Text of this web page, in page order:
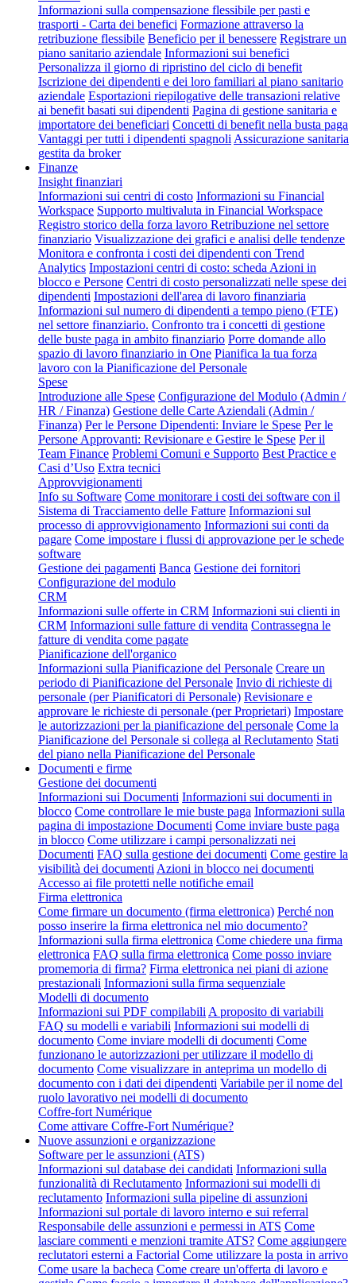
Informazioni sulla compensazione flessibile per pasti e
trasporti - Carta dei benefici Formazione attraverso la
retribuzione flessibile Beneficio per il benessere Registrare un
piano sanitario aziendale Informazioni sui benefici
Personalizza il giorno di ripristino del ciclo di benefit
Iscrizione dei dipendenti e dei loro familiari al piano sanitario
aziendale Esportazioni riepilogative delle transazioni relative
ai benefit basati sui dipendenti Pagina di gestione sanitaria e
importatore dei beneficiari Concetti di benefit nella busta paga
Vantaggi per tutti i dipendenti spagnoli Assicurazione sanitaria
gestita da broker
Finanze
Insight finanziari
Informazioni sui centri di costo Informazioni su Financial
Workspace Supporto multivaluta in Financial Workspace
Registro storico della forza lavoro Retribuzione nel settore
finanziario Visualizzazione dei grafici e analisi delle tendenze
Monitora e confronta i costi dei dipendenti con Trend
Analytics Impostazioni centri di costo: scheda Azioni in
blocco e Persone Centri di costo personalizzati nelle spese dei
dipendenti Impostazioni dell'area di lavoro finanziaria
Informazioni sul numero di dipendenti a tempo pieno (FTE)
nel settore finanziario. Confronto tra i concetti di gestione
delle buste paga in ambito finanziario Porre domande allo
spazio di lavoro finanziario in One Pianifica la tua forza
lavoro con la Pianificazione del Personale
Spese
Introduzione alle Spese Configurazione del Modulo (Admin /
HR / Finanza) Gestione delle Carte Aziendali (Admin /
Finanza) Per le Persone Dipendenti: Inviare le Spese Per le
Persone Approvanti: Revisionare e Gestire le Spese Per il
Team Finance Problemi Comuni e Supporto Best Practice e
Casi d’Uso Extra tecnici
Approvvigionamenti
Info su Software Come monitorare i costi dei software con il
Sistema di Tracciamento delle Fatture Informazioni sul
processo di approvvigionamento Informazioni sui conti da
pagare Come impostare i flussi di approvazione per le schede
software
Gestione dei pagamenti Banca Gestione dei fornitori
Configurazione del modulo
CRM
Informazioni sulle offerte in CRM Informazioni sui clienti in
CRM Informazioni sulle fatture di vendita Contrassegna le
fatture di vendita come pagate
Pianificazione dell'organico
Informazioni sulla Pianificazione del Personale Creare un
periodo di Pianificazione del Personale Invio di richieste di
personale (per Pianificatori di Personale) Revisionare e
approvare le richieste di personale (per Proprietari) Impostare
le autorizzazioni per la pianificazione del personale Come la
Pianificazione del Personale si collega al Reclutamento Stati
del piano nella Pianificazione del Personale
Documenti e firme
Gestione dei documenti
Informazioni sui Documenti Informazioni sui documenti in
blocco Come controllare le mie buste paga Informazioni sulla
pagina di impostazione Documenti Come inviare buste paga
in blocco Come utilizzare i campi personalizzati nei
Documenti FAQ sulla gestione dei documenti Come gestire la
visibilità dei documenti Azioni in blocco nei documenti
Accesso ai file protetti nelle notifiche email
Firma elettronica
Come firmare un documento (firma elettronica) Perché non
posso inserire la firma elettronica nel mio documento?
Informazioni sulla firma elettronica Come chiedere una firma
elettronica FAQ sulla firma elettronica Come posso inviare
promemoria di firma? Firma elettronica nei piani di azione
prestazionali Informazioni sulla firma sequenziale
Modelli di documento
Informazioni sui PDF compilabili A proposito di variabili
FAQ su modelli e variabili Informazioni sui modelli di
documento Come inviare modelli di documenti Come
funzionano le autorizzazioni per utilizzare il modello di
documento Come visualizzare in anteprima un modello di
documento con i dati dei dipendenti Variabile per il nome del
ruolo lavorativo nei modelli di documento
Coffre-fort Numérique
Come attivare Coffre-Fort Numérique?
Nuove assunzioni e organizzazione
Software per le assunzioni (ATS)
Informazioni sul database dei candidati Informazioni sulla
funzionalità di Reclutamento Informazioni sui modelli di
reclutamento Informazioni sulla pipeline di assunzioni
Informazioni sul portale di lavoro interno e sui referral
Responsabile delle assunzioni e permessi in ATS Come
lasciare commenti e menzioni tramite ATS? Come aggiungere
reclutatori esterni a Factorial Come utilizzare la posta in arrivo
Come usare la bacheca Come creare un'offerta di lavoro e